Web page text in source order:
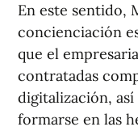
En este sentido,
concienciación
que el
contratadas
digitalización,
formarse en las